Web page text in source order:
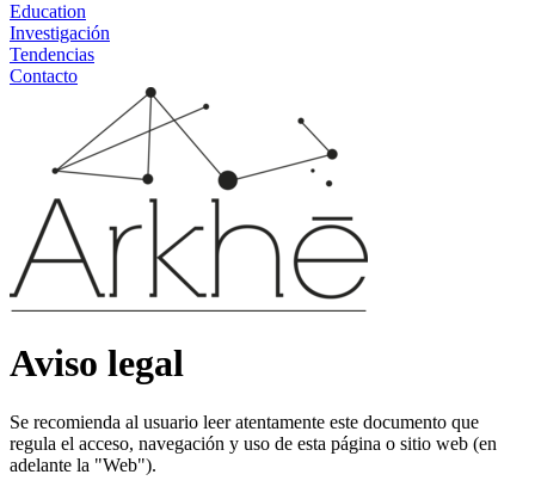
Education
Investigación
Tendencias
Contacto
Aviso legal
Se recomienda al usuario leer atentamente este documento que
regula el acceso, navegación y uso de esta página o sitio web (en
adelante la "Web").